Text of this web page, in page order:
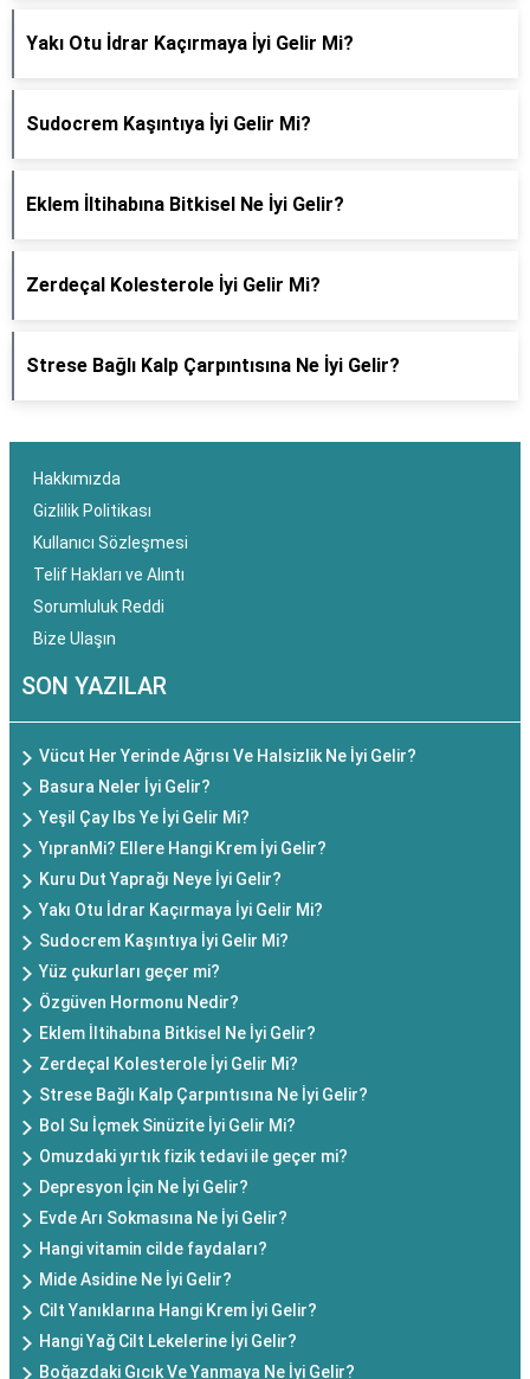
Yakı Otu İdrar Kaçırmaya İyi Gelir Mi?
Sudocrem Kaşıntıya İyi Gelir Mi?
Eklem İltihabına Bitkisel Ne İyi Gelir?
Zerdeçal Kolesterole İyi Gelir Mi?
Strese Bağlı Kalp Çarpıntısına Ne İyi Gelir?
Hakkımızda
Gizlilik Politikası
Kullanıcı Sözleşmesi
Telif Hakları ve Alıntı
Sorumluluk Reddi
Bize Ulaşın
SON YAZILAR
Vücut Her Yerinde Ağrısı Ve Halsizlik Ne İyi Gelir?
Basura Neler İyi Gelir?
Yeşil Çay Ibs Ye İyi Gelir Mi?
YıpranMi? Ellere Hangi Krem İyi Gelir?
Kuru Dut Yaprağı Neye İyi Gelir?
Yakı Otu İdrar Kaçırmaya İyi Gelir Mi?
Sudocrem Kaşıntıya İyi Gelir Mi?
Yüz çukurları geçer mi?
Özgüven Hormonu Nedir?
Eklem İltihabına Bitkisel Ne İyi Gelir?
Zerdeçal Kolesterole İyi Gelir Mi?
Strese Bağlı Kalp Çarpıntısına Ne İyi Gelir?
Bol Su İçmek Sinüzite İyi Gelir Mi?
Omuzdaki yırtık fizik tedavi ile geçer mi?
Depresyon İçin Ne İyi Gelir?
Evde Arı Sokmasına Ne İyi Gelir?
Hangi vitamin cilde faydaları?
Mide Asidine Ne İyi Gelir?
Cilt Yanıklarına Hangi Krem İyi Gelir?
Hangi Yağ Cilt Lekelerine İyi Gelir?
Boğazdaki Gıcık Ve Yanmaya Ne İyi Gelir?